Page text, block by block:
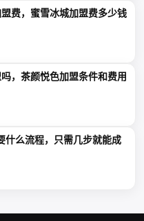
费，蜜雪冰城加盟费多少钱
，茶颜悦色加盟条件和费用
什么流程，只需几步就能成